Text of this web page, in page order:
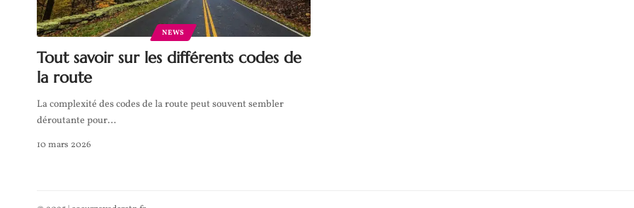
NEWS
Tout savoir sur les différents codes de
la route
La complexité des codes de la route peut souvent sembler
déroutante pour…
10 mars 2026